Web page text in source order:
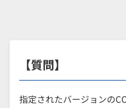
【質問】
指定されたバージョンの